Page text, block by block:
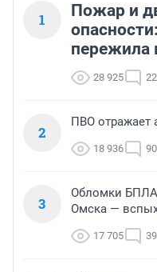
1
Пожар и
пережила
28 925 22
2
ПВО отражает
18 936 90
3
Обломки БПЛА
Омска —
17 705 39